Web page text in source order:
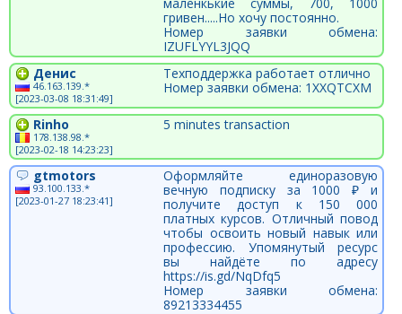
гривен.....Но хочу постоянно.
Номер заявки обмена:
IZUFLYYL3JQQ
Денис
46.163.139.*
[2023-03-08 18:31:49]
Техподдержка работает отлично
Номер заявки обмена: 1XXQTCXM
Rinho
178.138.98.*
[2023-02-18 14:23:23]
5 minutes transaction
gtmotors
93.100.133.*
[2023-01-27 18:23:41]
Оформляйте единоразовую
вечную подписку за 1000 ₽ и
получите доступ к 150 000
платных курсов. Отличный повод
чтобы освоить новый навык или
профессию. Упомянутый ресурс
вы найдёте по адресу
https://is.gd/NqDfq5
Номер заявки обмена:
89213334455